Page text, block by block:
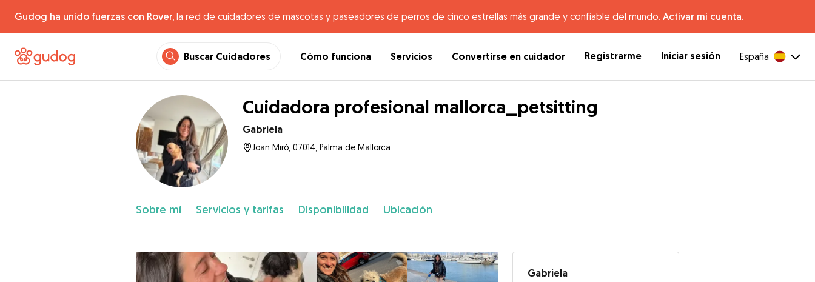
Gudog ha unido fuerzas con Rover, la red de cuidadores de mascotas y paseadores de perros de cinco estrellas más grande y confiable del mundo. Activar mi cuenta.
Buscar Cuidadores Cómo funciona Servicios Convertirse en cuidador Registrarme Iniciar sesión España
Cuidadora profesional mallorca_petsitting
Gabriela
Joan Miró, 07014, Palma de Mallorca
Sobre mí Servicios y tarifas Disponibilidad Ubicación
Gabriela